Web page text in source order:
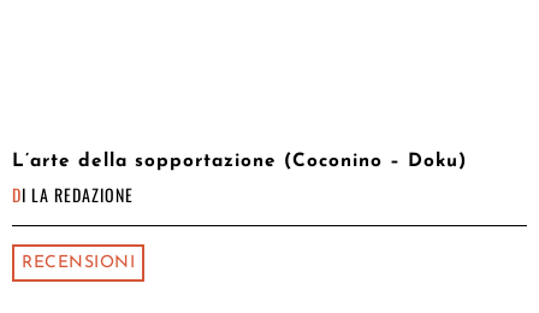
L’arte della sopportazione (Coconino – Doku)
DI LA REDAZIONE
RECENSIONI